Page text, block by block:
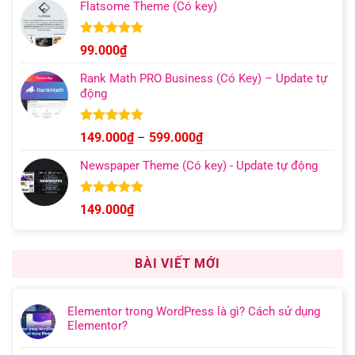
Flatsome Theme (Có key)
Được xếp
hạng4.95
5 sao
99.000₫
Rank Math PRO Business (Có Key) – Update tự
động
Được xếp
hạng 5.00
5 sao
149.000₫ – 599.000₫Khoảng
từ
Newspaper Theme (Có key) - Update tự động
Được xếp
hạng 4.92
149.000₫
BÀI VIẾT MỚI
Elementor trong WordPress là gì? Cách sử dụng
Elementor?